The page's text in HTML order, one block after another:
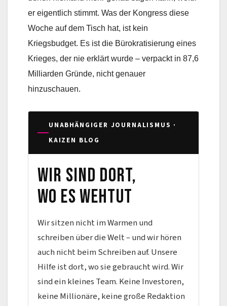
er eigentlich stimmt. Was der Kongress diese
Woche auf dem Tisch hat, ist kein
Kriegsbudget. Es ist die Bürokratisierung eines
Krieges, der nie erklärt wurde – verpackt in 87,6
Milliarden Gründe, nicht genauer
hinzuschauen.
UNABHÄNGIGER JOURNALISMUS ·
KAIZEN BLOG
Wir sind dort,
wo es wehtut
Wir sitzen nicht im Warmen und
schreiben über die Welt – und wir hören
auch nicht beim Schreiben auf. Unsere
Hilfe ist dort, wo sie gebraucht wird. Wir
sind ein kleines Team. Keine Investoren,
keine Millionäre, keine große Redaktion